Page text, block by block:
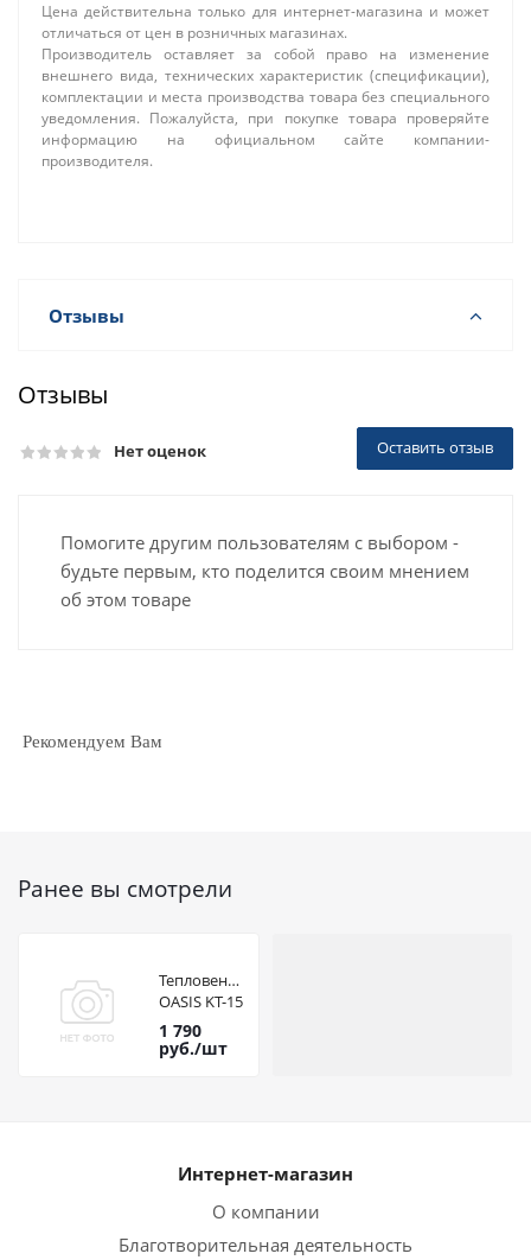
Цена действительна только для интернет-магазина и может
отличаться от цен в розничных магазинах.
Производитель оставляет за собой право на изменение
внешнего вида, технических характеристик (спецификации),
комплектации и места производства товара без специального
уведомления. Пожалуйста, при покупке товара проверяйте
информацию на официальном сайте компании-
производителя.
Отзывы
Отзывы
Нет оценок Оставить отзыв
Помогите другим пользователям с выбором -
будьте первым, кто поделится своим мнением
об этом товаре
Рекомендуем Вам
Ранее вы смотрели
Тепловентилятор
OASIS KT-15
1 790
руб./шт
Интернет-магазин
О компании
Благотворительная деятельность